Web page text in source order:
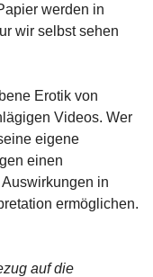
werden in
wir selbst sehen
Erotik von
Videos. Wer
eigene
einen
in
ermöglichen.
auf die